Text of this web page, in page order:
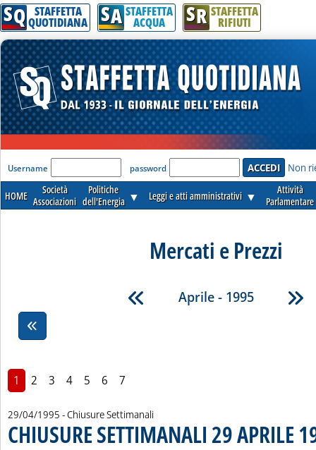
SQ STAFFETTA
QUOTIDIANA SA STAFFETTA
ACQUA SR STAFFETTA
RIFIUTI
'Modulo Login per accedere'
Username password Non
HOME
Società
Associazioni
Politiche
dell'Energia ▼ Leggi e atti amministrativi ▼
Attività
Parlamentare
Mercati e Prezzi
Aprile - 1995
1 2 3 4 5 6 7
29/04/1995 - Chiusure Settimanali
CHIUSURE SETTIMANALI 29 APRILE